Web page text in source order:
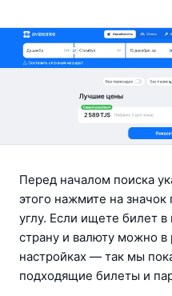
Перед началом поиска
этого нажмите на
углу. Если ищете билет
страну и валюту можно в
настройках — так мы
подходящие билеты и